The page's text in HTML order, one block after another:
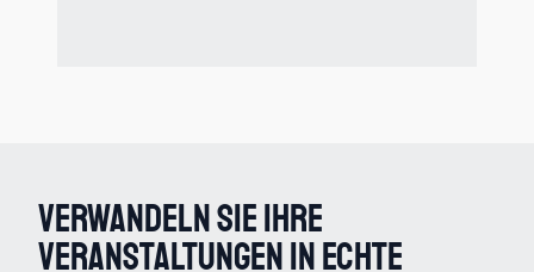
Verwandeln Sie Ihre
Veranstaltungen in echte